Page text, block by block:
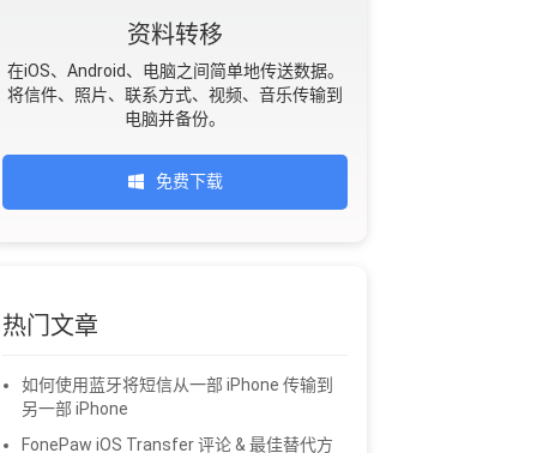
资料转移
在iOS、Android、电脑之间简单地传送数据。
将信件、照片、联系方式、视频、音乐传输到
电脑并备份。
免费下载
热门文章
如何使用蓝牙将短信从一部 iPhone 传输到
另一部 iPhone
FonePaw iOS Transfer 评论 & 最佳替代方